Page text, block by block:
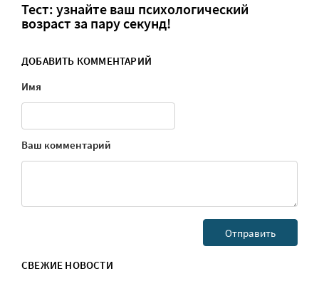
Тест: узнайте ваш психологический
возраст за пару секунд!
ДОБАВИТЬ КОММЕНТАРИЙ
Имя
Ваш комментарий
СВЕЖИЕ НОВОСТИ